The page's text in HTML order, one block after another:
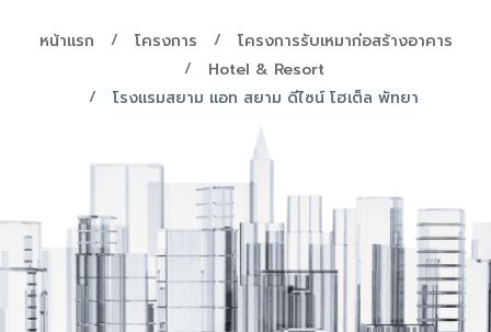
หน้าแรก โครงการ
โครงการรับเหมาก่อสร้างอาคาร
Hotel & Resort
โรงแรมสยาม แอท สยาม ดีไซน์ โฮเต็ล พัทยา